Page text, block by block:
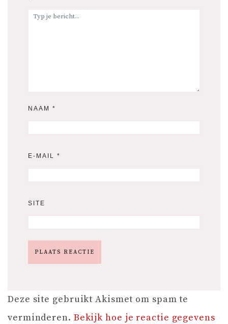
NAAM *
E-MAIL *
SITE
Deze site gebruikt Akismet om spam te
verminderen. Bekijk hoe je reactie gegevens